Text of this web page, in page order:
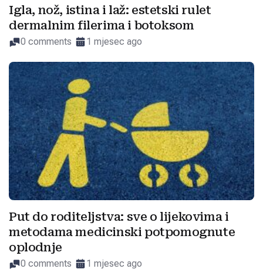
Igla, nož, istina i laž: estetski rulet
dermalnim filerima i botoksom
0 comments 1 mjesec ago
Put do roditeljstva: sve o lijekovima i
metodama medicinski potpomognute
oplodnje
0 comments 1 mjesec ago